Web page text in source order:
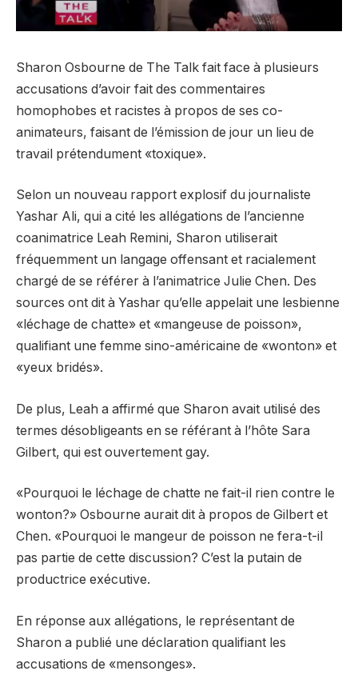
Sharon Osbourne de The Talk fait face à plusieurs
accusations d’avoir fait des commentaires
homophobes et racistes à propos de ses co-
animateurs, faisant de l’émission de jour un lieu de
travail prétendument «toxique».
Selon un nouveau rapport explosif du journaliste
Yashar Ali, qui a cité les allégations de l’ancienne
coanimatrice Leah Remini, Sharon utiliserait
fréquemment un langage offensant et racialement
chargé de se référer à l’animatrice Julie Chen. Des
sources ont dit à Yashar qu’elle appelait une lesbienne
«léchage de chatte» et «mangeuse de poisson»,
qualifiant une femme sino-américaine de «wonton» et
«yeux bridés».
De plus, Leah a affirmé que Sharon avait utilisé des
termes désobligeants en se référant à l’hôte Sara
Gilbert, qui est ouvertement gay.
«Pourquoi le léchage de chatte ne fait-il rien contre le
wonton?» Osbourne aurait dit à propos de Gilbert et
Chen. «Pourquoi le mangeur de poisson ne fera-t-il
pas partie de cette discussion? C’est la putain de
productrice exécutive.
En réponse aux allégations, le représentant de
Sharon a publié une déclaration qualifiant les
accusations de «mensonges».